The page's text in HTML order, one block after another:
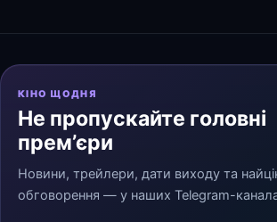
КІНО ЩОДНЯ
Не пропускайте головні
прем’єри
Новини, трейлери, дати виходу та
обговорення — у наших Telegram-